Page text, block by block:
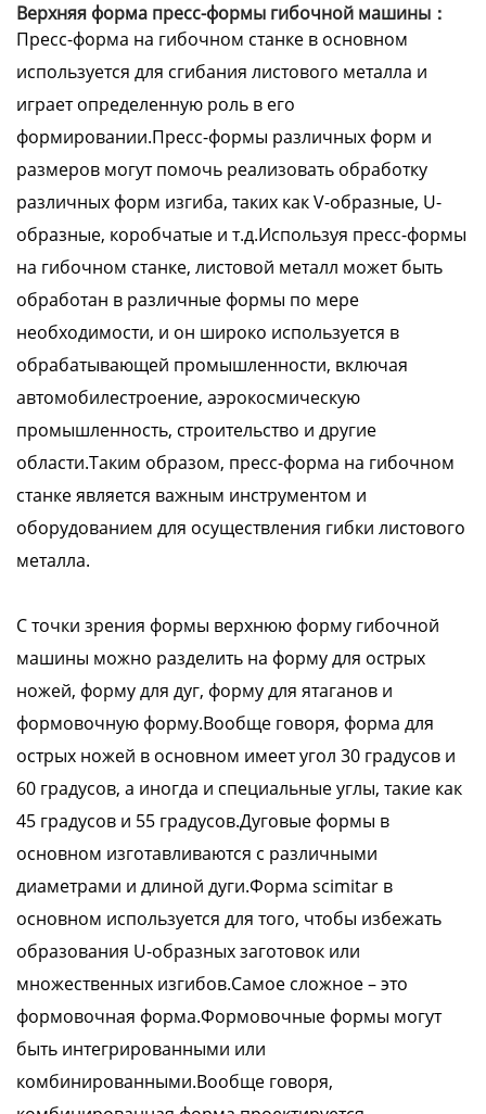
Верхняя форма пресс-формы гибочной машины：
Пресс-форма на гибочном станке в основном
используется для сгибания листового металла и
играет определенную роль в его
формировании.Пресс-формы различных форм и
размеров могут помочь реализовать обработку
различных форм изгиба, таких как V-образные, U-
образные, коробчатые и т.д.Используя пресс-формы
на гибочном станке, листовой металл может быть
обработан в различные формы по мере
необходимости, и он широко используется в
обрабатывающей промышленности, включая
автомобилестроение, аэрокосмическую
промышленность, строительство и другие
области.Таким образом, пресс-форма на гибочном
станке является важным инструментом и
оборудованием для осуществления гибки листового
металла.
С точки зрения формы верхнюю форму гибочной
машины можно разделить на форму для острых
ножей, форму для дуг, форму для ятаганов и
формовочную форму.Вообще говоря, форма для
острых ножей в основном имеет угол 30 градусов и
60 градусов, а иногда и специальные углы, такие как
45 градусов и 55 градусов.Дуговые формы в
основном изготавливаются с различными
диаметрами и длиной дуги.Форма scimitar в
основном используется для того, чтобы избежать
образования U-образных заготовок или
множественных изгибов.Самое сложное – это
формовочная форма.Формовочные формы могут
быть интегрированными или
комбинированными.Вообще говоря,